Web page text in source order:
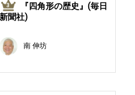
3
『四角形の歴史』(毎日
新聞社)
南 伸坊